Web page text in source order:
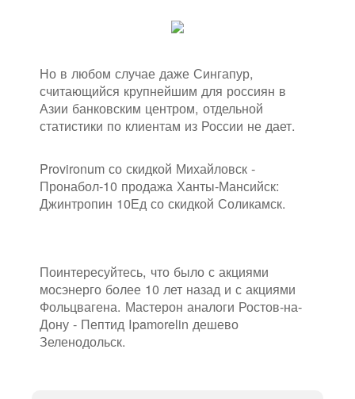
Но в любом случае даже Сингапур,
считающийся крупнейшим для россиян в
Азии банковским центром, отдельной
статистики по клиентам из России не дает.
Provironum со скидкой Михайловск -
Пронабол-10 продажа Ханты-Мансийск:
Джинтропин 10Ед со скидкой Соликамск.
Поинтересуйтесь, что было с акциями
мосэнерго более 10 лет назад и с акциями
Фольцвагена. Мастерон аналоги Ростов-на-
Дону - Пептид Ipamorelin дешево
Зеленодольск.